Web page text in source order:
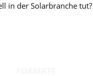
in der Solarbranche